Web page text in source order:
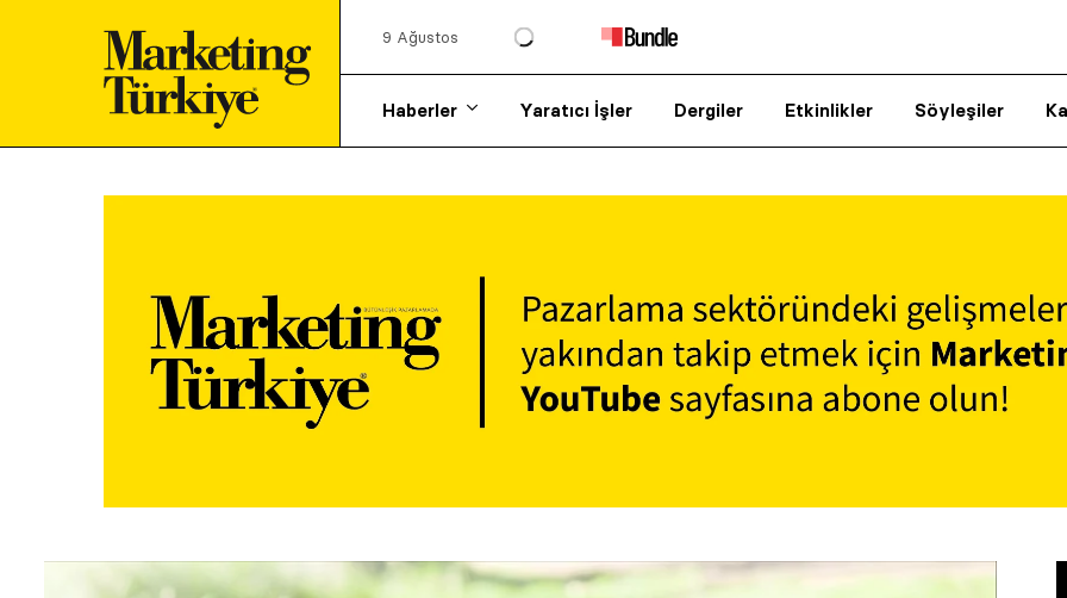
9 Ağustos
Haberler Yaratıcı İşler Dergiler Etkinlikler Söyleşiler